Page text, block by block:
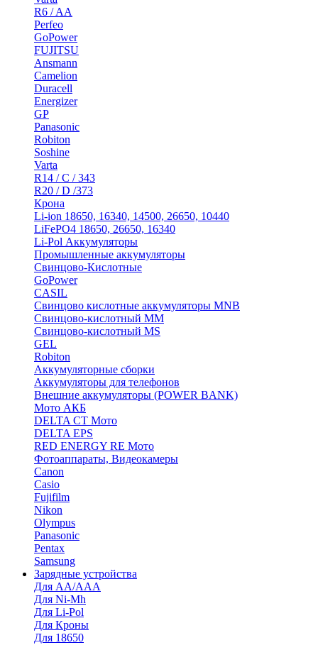
R6 / AA
Perfeo
GoPower
FUJITSU
Ansmann
Camelion
Duracell
Energizer
GP
Panasonic
Robiton
Soshine
Varta
R14 / C / 343
R20 / D /373
Крона
Li-ion 18650, 16340, 14500, 26650, 10440
LiFePO4 18650, 26650, 16340
Li-Pol Аккумуляторы
Промышленные аккумуляторы
Свинцово-Кислотные
GoPower
CASIL
Свинцово кислотные аккумуляторы MNB
Cвинцово-кислотный MM
Cвинцово-кислотный MS
GEL
Robiton
Аккумуляторные сборки
Аккумуляторы для телефонов
Внешние аккумуляторы (POWER BANK)
Мото АКБ
DELTA CT Мото
DELTA EPS
RED ENERGY RE Мото
Фотоаппараты, Видеокамеры
Canon
Casio
Fujifilm
Nikon
Olympus
Panasonic
Pentax
Samsung
Зарядные устройства
Для AA/AAA
Для Ni-Mh
Для Li-Pol
Для Кроны
Для 18650